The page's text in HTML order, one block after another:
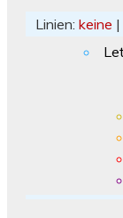
Linien: keine |